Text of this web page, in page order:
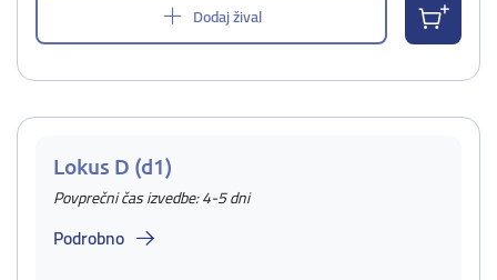
Dodaj žival
Lokus D (d1)
Povprečni čas izvedbe: 4-5 dni
Podrobno